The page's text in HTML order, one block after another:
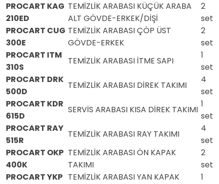
PROCART KAG
210ED
TEMİZLİK ARABASI KÜÇÜK ARABA
ALT GÖVDE-ERKEK/DİŞİ
2
set
PROCART CUG
300E
TEMİZLİK ARABASI ÇÖP ÜST
GÖVDE-ERKEK
2
set
PROCART ITM
310S
TEMİZLİK ARABASI İTME SAPI
1
set
PROCART DRK
500D
TEMİZLİK ARABASI DİREK TAKIMI
4
set
PROCART KDR
615D
SERVİS ARABASI KISA DİREK TAKIMI
1
set
PROCART RAY
515R
TEMİZLİK ARABASI RAY TAKIMI
4
set
PROCART OKP
400K
TEMİZLİK ARABASI ÖN KAPAK
TAKIMI
2
set
PROCART YKP TEMİZLİK ARABASI YAN KAPAK
1